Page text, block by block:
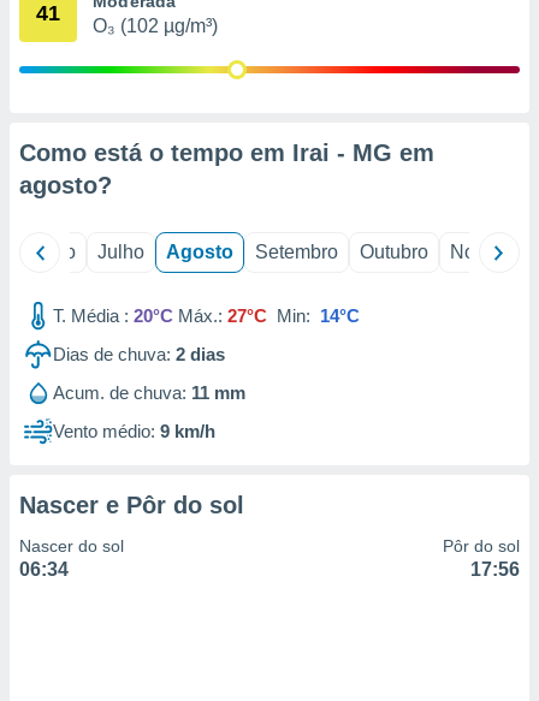
de
1199
41
O₃ (102 µg/m³)
Como está o tempo em Irai - MG em
agosto?
Junho Julho Agosto Setembro Outubro Novembro
T. Média : 20°C Máx.: 27°C Min: 14°C
Dias de chuva: 2 dias
Acum. de chuva: 11 mm
Vento médio: 9 km/h
Nascer e Pôr do sol
Nascer do sol
06:34
Pôr do sol
17:56